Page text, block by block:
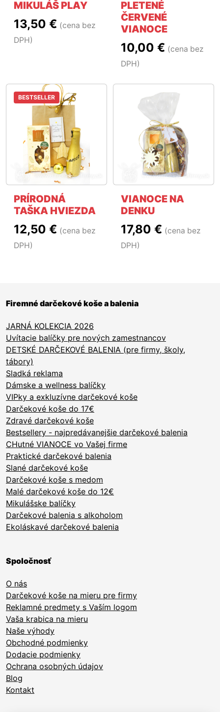
MIKULÁŠ PLAY
13,50 € (cena bez
DPH)
PLETENÉ
ČERVENÉ
VIANOCE
10,00 € (cena bez
DPH)
PRÍRODNÁ
TAŠKA HVIEZDA
12,50 € (cena bez
DPH)
BESTSELLER
VIANOCE NA
DENKU
17,80 € (cena bez
DPH)
Firemné darčekové koše a balenia
JARNÁ KOLEKCIA 2026
Uvítacie balíčky pre nových zamestnancov
DETSKÉ DARČEKOVÉ BALENIA (pre firmy, školy,
tábory)
Sladká reklama
Dámske a wellness balíčky
VIPky a exkluzívne darčekové koše
Darčekové koše do 17€
Zdravé darčekové koše
Bestsellery - najpredávanejšie darčekové balenia
CHutné VIANOCE vo Vašej firme
Praktické darčekové balenia
Slané darčekové koše
Darčekové koše s medom
Malé darčekové koše do 12€
Mikulášske balíčky
Darčekové balenia s alkoholom
Ekoláskavé darčekové balenia
Spoločnosť
O nás
Darčekové koše na mieru pre firmy
Reklamné predmety s Vaším logom
Vaša krabica na mieru
Naše výhody
Obchodné podmienky
Dodacie podmienky
Ochrana osobných údajov
Blog
Kontakt